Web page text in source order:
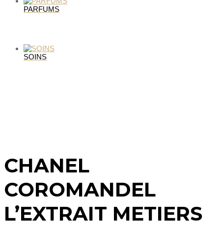
PARFUMS
SOINS
CHANEL
COROMANDEL
L’EXTRAIT METIERS